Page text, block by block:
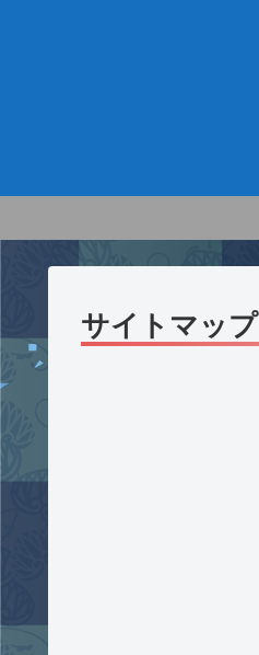
サイトマップ